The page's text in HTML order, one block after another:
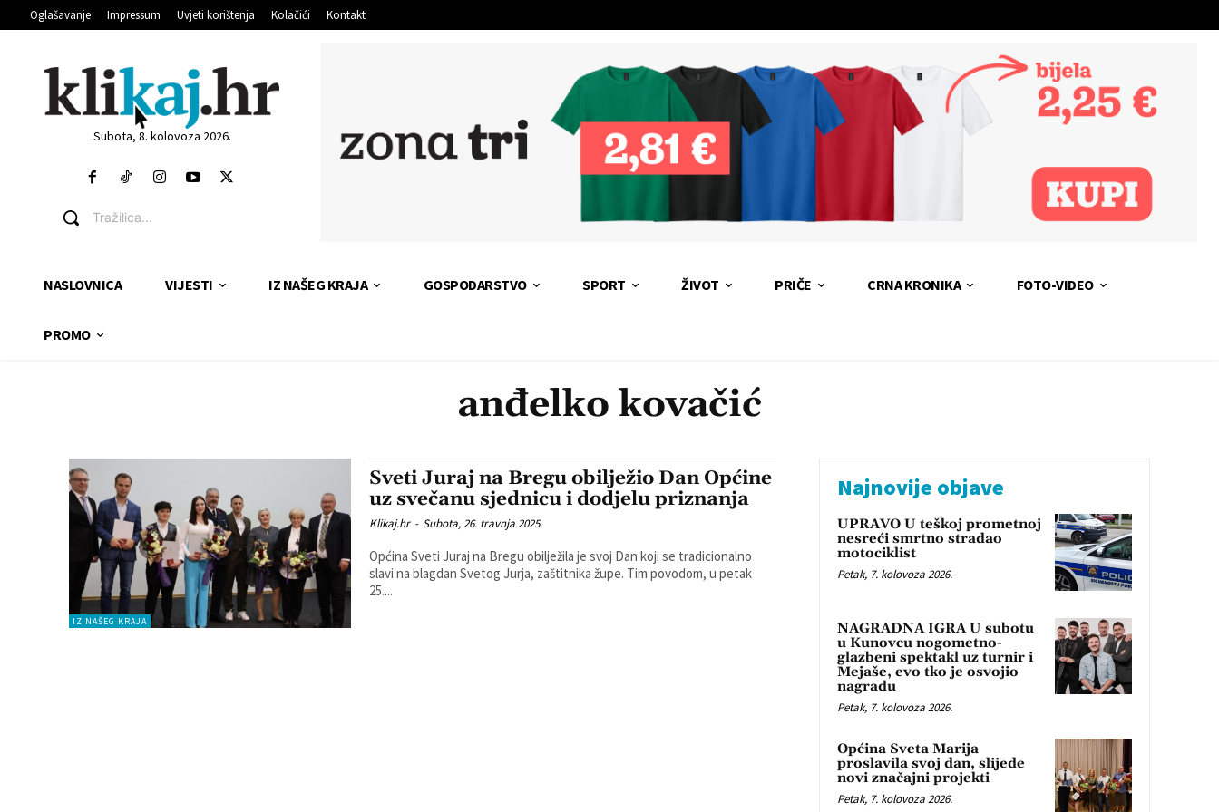
Oglašavanje Impressum Uvjeti korištenja Kolačići Kontakt
Subota, 8. kolovoza 2026.
Tražilica...
NASLOVNICA VIJESTI IZ NAŠEG KRAJA GOSPODARSTVO SPORT ŽIVOT PRIČE CRNA KRONIKA FOTO-VIDEO
PROMO
anđelko kovačić
IZ NAŠEG KRAJA
Sveti Juraj na Bregu obilježio Dan Općine
uz svečanu sjednicu i dodjelu priznanja
Klikaj.hr - Subota, 26. travnja 2025.
Općina Sveti Juraj na Bregu obilježila je svoj Dan koji se tradicionalno
slavi na blagdan Svetog Jurja, zaštitnika župe. Tim povodom, u petak
25....
Najnovije objave
UPRAVO U teškoj prometnoj
nesreći smrtno stradao
motociklist
Petak, 7. kolovoza 2026.
NAGRADNA IGRA U subotu
u Kunovcu nogometno-
glazbeni spektakl uz turnir i
Mejaše, evo tko je osvojio
nagradu
Petak, 7. kolovoza 2026.
Općina Sveta Marija
proslavila svoj dan, slijede
novi značajni projekti
Petak, 7. kolovoza 2026.